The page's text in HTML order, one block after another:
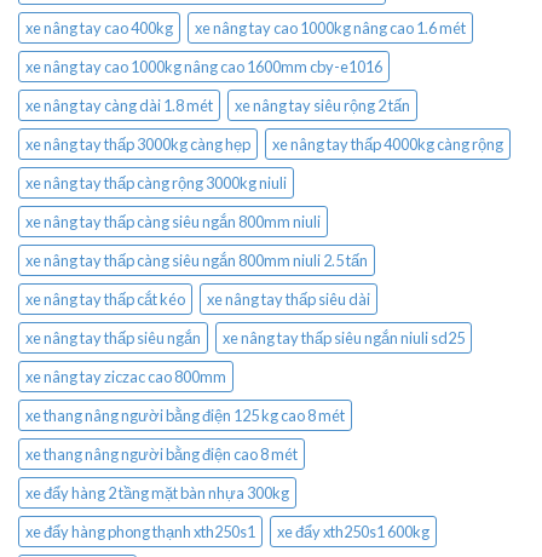
xe nâng tay cao 400kg
xe nâng tay cao 1000kg nâng cao 1.6 mét
xe nâng tay cao 1000kg nâng cao 1600mm cby-e1016
xe nâng tay càng dài 1.8 mét
xe nâng tay siêu rộng 2 tấn
xe nâng tay thấp 3000kg càng hẹp
xe nâng tay thấp 4000kg càng rộng
xe nâng tay thấp càng rộng 3000kg niuli
xe nâng tay thấp càng siêu ngắn 800mm niuli
xe nâng tay thấp càng siêu ngắn 800mm niuli 2.5 tấn
xe nâng tay thấp cắt kéo
xe nâng tay thấp siêu dài
xe nâng tay thấp siêu ngắn
xe nâng tay thấp siêu ngắn niuli sd25
xe nâng tay ziczac cao 800mm
xe thang nâng người bằng điện 125 kg cao 8 mét
xe thang nâng người bằng điện cao 8 mét
xe đẩy hàng 2 tầng mặt bàn nhựa 300kg
xe đẩy hàng phong thạnh xth250s1
xe đẩy xth250s1 600kg